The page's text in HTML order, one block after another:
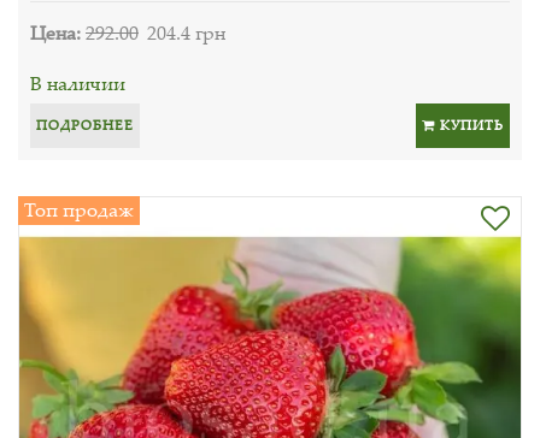
Цена:292.00 204.4 грн
В наличии
ПОДРОБНЕЕ КУПИТЬ
Топ продаж